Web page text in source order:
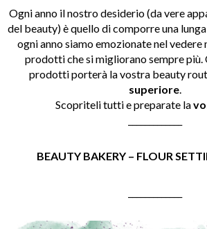
Ogni anno il nostro desiderio (da vere
del beauty) è quello di comporre una lunga
ogni anno siamo emozionate nel vedere
prodotti che si migliorano sempre più.
prodotti porterà la vostra beauty
superiore.
Scopriteli tutti e preparate la
BEAUTY BAKERY – FLOUR